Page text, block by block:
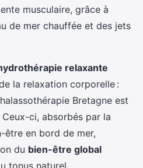
musculaire, grâce à
de mer chauffée et des jets
relaxante
la relaxation corporelle :
Bretagne est
ci, absorbés par la
être en bord de mer,
du bien-être global